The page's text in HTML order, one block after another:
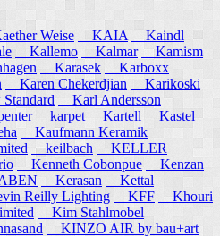
Weise KAIA
Kaindl
Kallemo Kalmar
Kamism
Karasek
Karboxx
Karen Chekerdjian
Karikoski
Karl Andersson
karpet Kartell
Kastel
Kaufmann Keramik
keilbach
KELLER
Kenneth Cobonpue
Kenzan
Kerasan
Kettal
Reilly Lighting KFF
Khouri
Kim Stahlmobel
KINZO AIR by bau+art